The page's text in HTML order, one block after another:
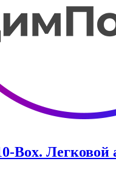
Box. ​Легковой